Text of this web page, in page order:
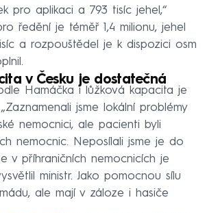
pro aplikaci a 793 tisíc jehel,“
ředění je téměř 1,4 milionu, jehel
a rozpouštědel je k dispozici osm
v Česku je dostatečná
Hamáčka i lůžková kapacita je
jsme lokální problémy
nemocnici, ale pacienti byli
nemocnic. Neposílali jsme je do
v příhraničních nemocnicích je
ministr. Jako pomocnou sílu
ale mají v záloze i hasiče